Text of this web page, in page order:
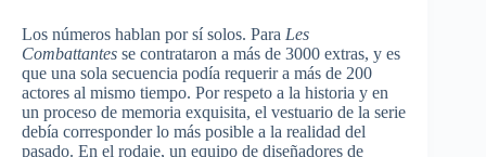
Los números hablan por sí solos. Para Les
Combattantes se contrataron a más de 3000 extras, y es
que una sola secuencia podía requerir a más de 200
actores al mismo tiempo. Por respeto a la historia y en
un proceso de memoria exquisita, el vestuario de la serie
debía corresponder lo más posible a la realidad del
pasado. En el rodaje, un equipo de diseñadores de